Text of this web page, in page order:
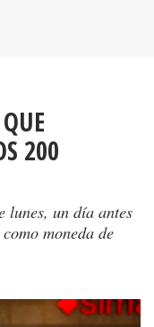
200
lunes, un día antes
moneda de